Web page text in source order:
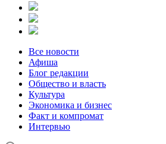
Все новости
Афиша
Блог редакции
Общество и власть
Культура
Экономика и бизнес
Факт и компромат
Интервью